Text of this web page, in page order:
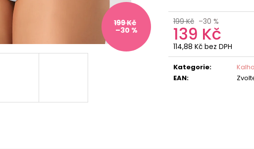
199 Kč –30 %
139 Kč
114,88 Kč bez DPH
Měrná
cena:
Kategorie:
EAN:
199 Kč
–30 %